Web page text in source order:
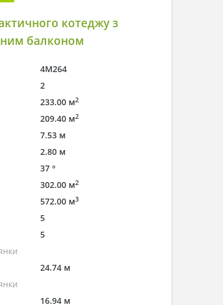
котеджу з
балконом
4M264
2
233.00 м2
209.40 м2
7.53 м
2.80 м
37 °
302.00 м2
572.00 м3
5
5
24.74 м
16.94 м